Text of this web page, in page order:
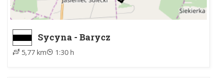
Sycyna - Barycz
5,77 km 1:30 h